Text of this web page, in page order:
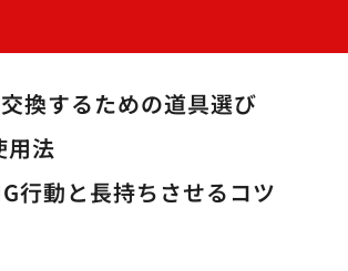
換するための道具選び
用法
行動と長持ちさせるコツ